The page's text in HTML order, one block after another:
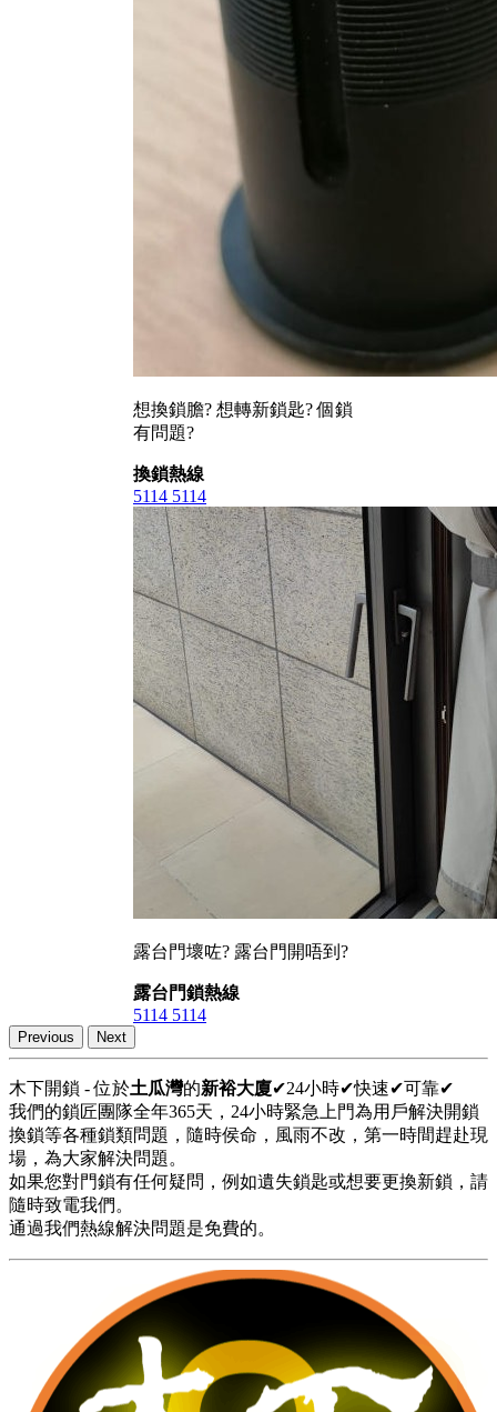
想換鎖膽? 想轉新鎖匙? 個鎖
有問題?
換鎖熱線
5114 5114
露台門壞咗? 露台門開唔到?
露台門鎖熱線
5114 5114
Previous Next
木下開鎖 - 位於土瓜灣的新裕大廈✔24小時✔快速✔可靠✔
我們的鎖匠團隊全年365天，24小時緊急上門為用戶解決開鎖
換鎖等各種鎖類問題，隨時侯命，風雨不改，第一時間趕赴現
場，為大家解決問題。
如果您對門鎖有任何疑問，例如遺失鎖匙或想要更換新鎖，請
隨時致電我們。
通過我們熱線解決問題是免費的。